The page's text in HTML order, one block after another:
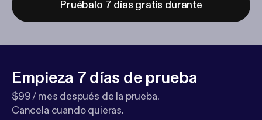
Pruébalo 7 días gratis durante
Empieza 7 días de prueba
$99 / mes después de la prueba.
Cancela cuando quieras.